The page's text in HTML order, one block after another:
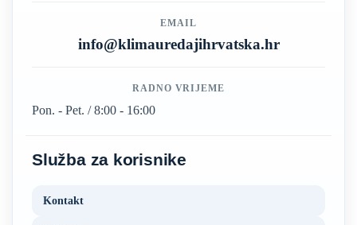
EMAIL
info@klimauredajihrvatska.hr
RADNO VRIJEME
Pon. - Pet. / 8:00 - 16:00
Služba za korisnike
Kontakt